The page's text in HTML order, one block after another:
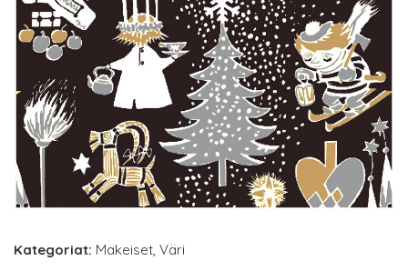
Kategoriat: Makeiset, Väri